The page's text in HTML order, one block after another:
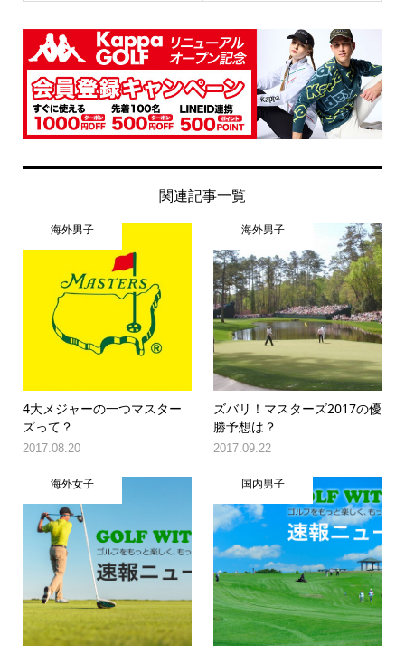
関連記事一覧
海外男子
4大メジャーの一つマスター
ズって？
2017.08.20
海外男子
ズバリ！マスターズ2017の優
勝予想は？
2017.09.22
海外女子 国内男子